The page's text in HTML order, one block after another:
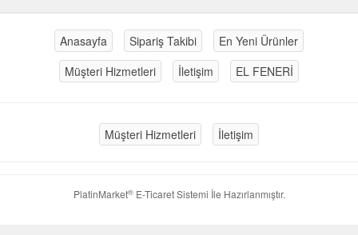
Anasayfa Sipariş Takibi
En Yeni Ürünler
Müşteri Hizmetleri
İletişim EL FENERİ
Müşteri Hizmetleri İletişim
PlatinMarket®E-Ticaret Sistemi İle Hazırlanmıştır.